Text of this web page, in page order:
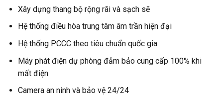
Xây dựng thang bộ rộng rãi và sạch sẽ
Hệ thống điều hòa trung tâm âm trần hiện đại
Hệ thống PCCC theo tiêu chuẩn quốc gia
Máy phát điện dự phòng đảm bảo cung cấp 100% khi
mất điện
Camera an ninh và bảo vệ 24/24